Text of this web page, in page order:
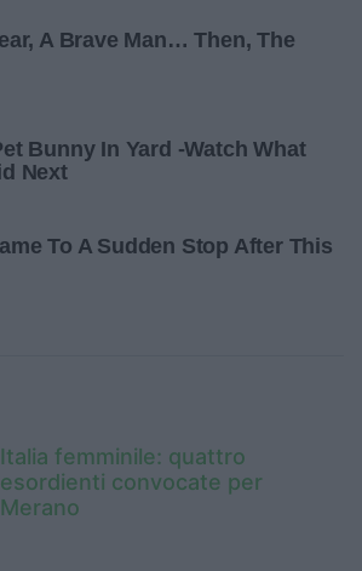
Italia femminile: quattro
esordienti convocate per
Merano